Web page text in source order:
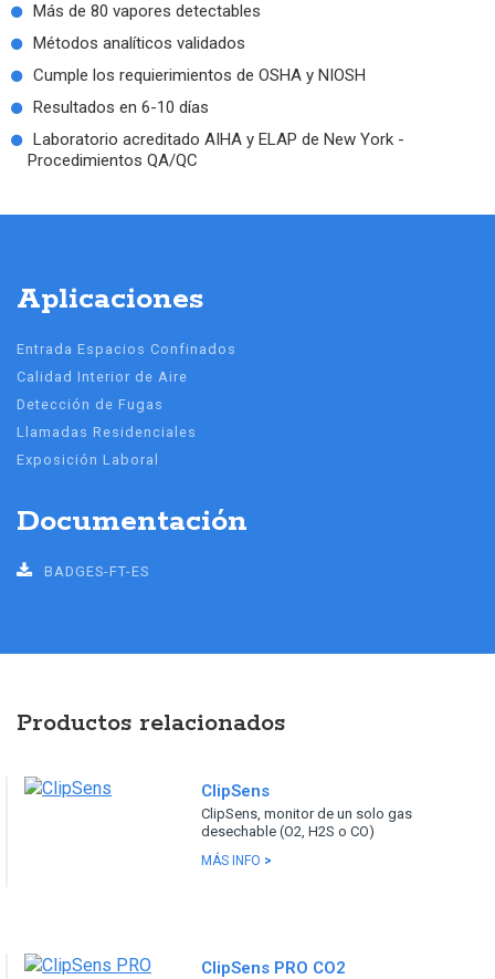
Más de 80 vapores detectables
Métodos analíticos validados
Cumple los requierimientos de OSHA y NIOSH
Resultados en 6-10 días
Laboratorio acreditado AIHA y ELAP de New York -
Procedimientos QA/QC
Aplicaciones
Entrada Espacios Confinados
Calidad Interior de Aire
Detección de Fugas
Llamadas Residenciales
Exposición Laboral
Documentación
BADGES-FT-ES
Productos relacionados
ClipSens
ClipSens, monitor de un solo gas
desechable (O2, H2S o CO)
MÁS INFO >
ClipSens PRO CO2